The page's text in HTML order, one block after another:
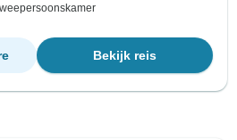
Bekijk reis